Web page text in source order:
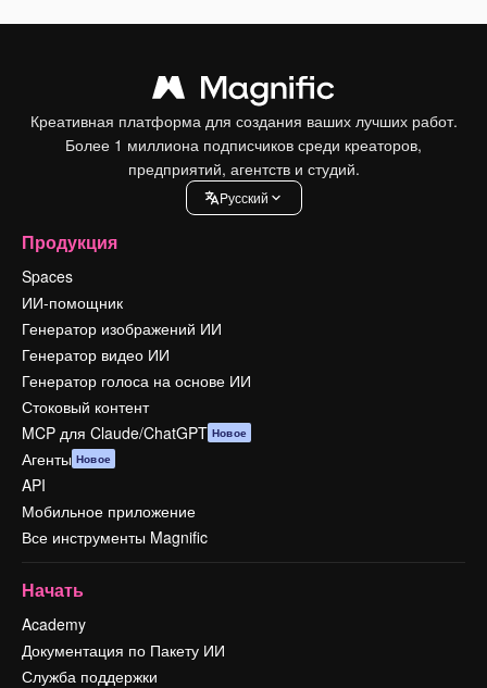
Креативная платформа для создания ваших лучших работ.
Более 1 миллиона подписчиков среди креаторов,
предприятий, агентств и студий.
Pусский
Продукция
Spaces
ИИ-помощник
Генератор изображений ИИ
Генератор видео ИИ
Генератор голоса на основе ИИ
Стоковый контент
MCP для Claude/ChatGPT Новое
Агенты Новое
API
Мобильное приложение
Все инструменты Magnific
Начать
Academy
Документация по Пакету ИИ
Служба поддержки